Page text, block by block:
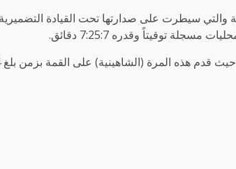
والتي سيطرت على صدارتها تحت القيادة
توقيتاً وقدره 7:25:7 دقائق.